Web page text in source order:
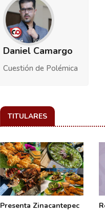
Daniel Camargo
Cuestión de Polémica
TITULARES
Presenta Zinacantepec